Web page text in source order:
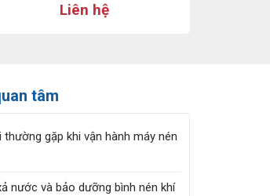
Liên hệ
tâm
thường gặp khi vận hành máy nén
nước và bảo dưỡng bình nén khí